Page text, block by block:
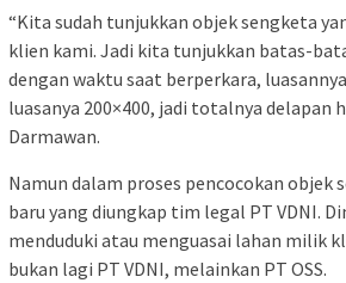
“Kita sudah tunjukkan objek sengketa
klien kami. Jadi kita tunjukkan batas-
dengan waktu saat berperkara,
luasanya 200×400, jadi totalnya delapan
Darmawan.
Namun dalam proses pencocokan objek
baru yang diungkap tim legal PT VDNI.
menduduki atau menguasai lahan milik
bukan lagi PT VDNI, melainkan PT OSS.